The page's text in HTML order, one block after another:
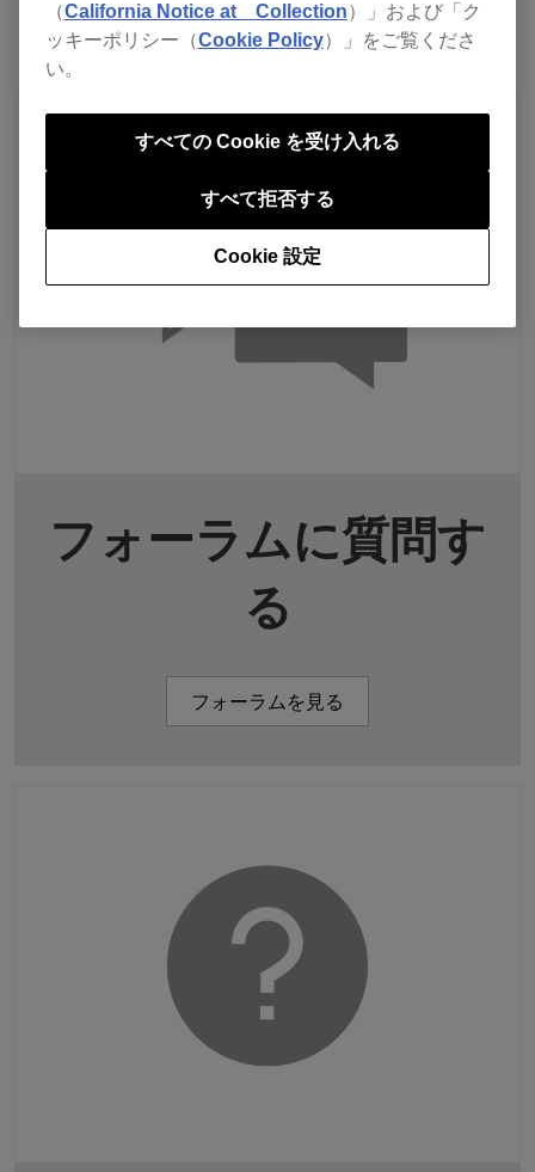
フォーラムに質問す
る
フォーラムを見る
（California Notice at Collection）」および「ク
ッキーポリシー（Cookie Policy）」をご覧くださ
い。
Cookie 設定
すべて拒否する
すべての Cookie を受け入れる